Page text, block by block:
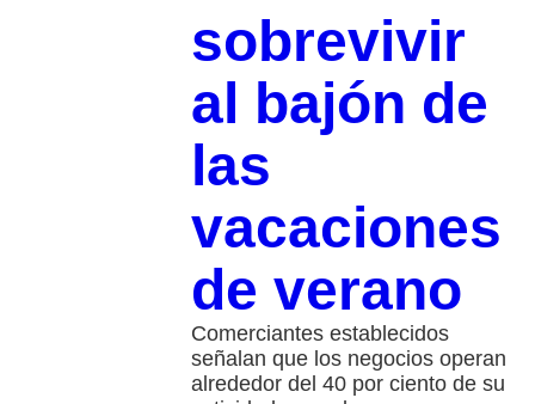
sobrevivir
al bajón de
las
vacaciones
de verano
Comerciantes establecidos
señalan que los negocios operan
alrededor del 40 por ciento de su